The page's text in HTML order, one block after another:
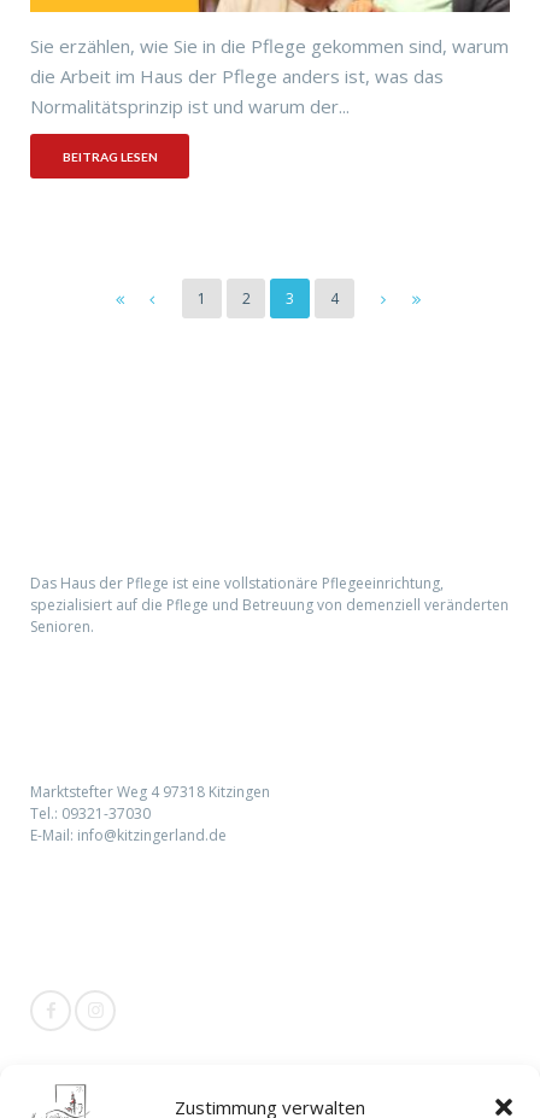
Zustimmung verwalten
Sie erzählen, wie Sie in die Pflege gekommen sind, warum
die Arbeit im Haus der Pflege anders ist, was das
Normalitätsprinzip ist und warum der...
BEITRAG LESEN
1 2 3 4
Das Haus der Pflege ist eine vollstationäre Pflegeeinrichtung,
spezialisiert auf die Pflege und Betreuung von demenziell veränderten
Senioren.
Marktstefter Weg 4 97318 Kitzingen
Tel.: 09321-37030
E-Mail: info@kitzingerland.de